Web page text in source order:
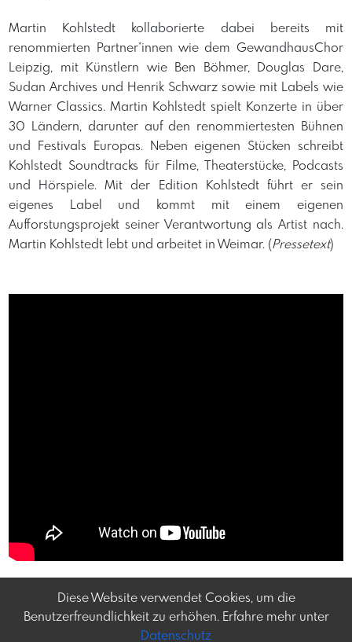
Martin Kohlstedt kollaborierte dabei bereits mit
renommierten Partner*innen wie dem GewandhausChor
Leipzig, mit Künstlern wie Ben Böhmer, Douglas Dare,
Sudan Archives und Henrik Schwarz sowie mit Labels wie
Warner Classics. Martin Kohlstedt spielt Konzerte in über
30 Ländern, darunter auf den renommiertesten Bühnen
und Festivals Europas. Neben eigenen Stücken schreibt
Kohlstedt Soundtracks für Filme, Theaterstücke, Podcasts
und Hörspiele. Mit der Edition Kohlstedt führt er sein
eigenes Label und kommt mit einem eigenen
Aufforstungsprojekt seiner Verantwortung als Artist nach.
Martin Kohlstedt lebt und arbeitet in Weimar. (Pressetext)
Diese Website verwendet Cookies, um die
Benutzerfreundlichkeit zu erhöhen. Erfahre mehr unter
Datenschutz